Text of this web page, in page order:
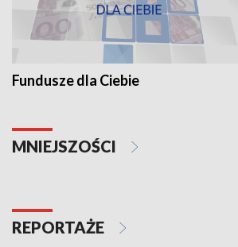
Fundusze dla Ciebie
MNIEJSZOŚCI
REPORTAŻE